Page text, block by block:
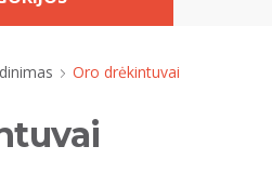
Oro drėkintuvai